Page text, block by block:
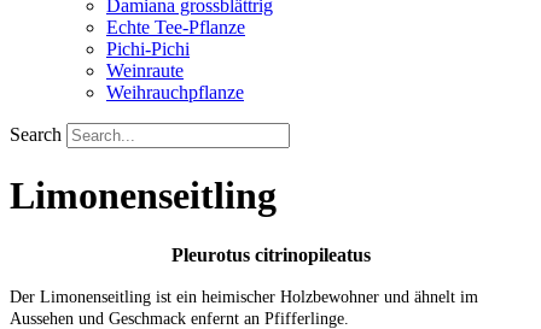
Damiana grossblättrig
Echte Tee-Pflanze
Pichi-Pichi
Weinraute
Weihrauchpflanze
Search
Limonenseitling
Pleurotus citrinopileatus
Der Limonenseitling ist ein heimischer Holzbewohner und ähnelt im
Aussehen und Geschmack enfernt an Pfifferlinge.